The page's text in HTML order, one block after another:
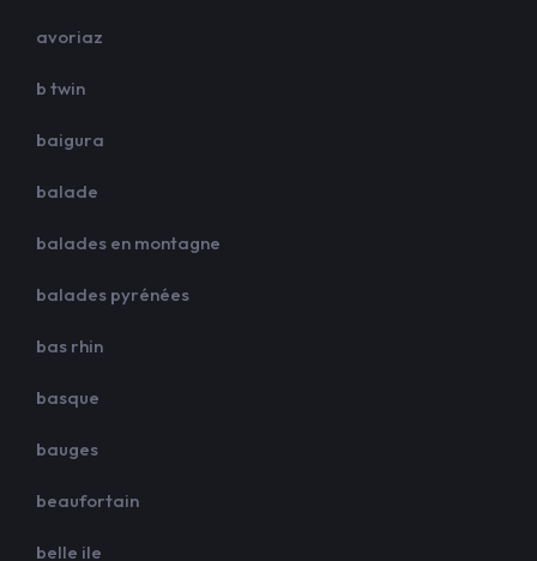
avoriaz
b twin
baigura
balade
balades en montagne
balades pyrénées
bas rhin
basque
bauges
beaufortain
belle ile